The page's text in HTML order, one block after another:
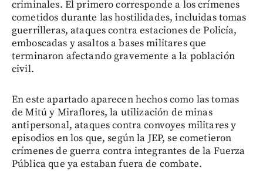
criminales. El primero corresponde a los crímenes
cometidos durante las hostilidades, incluidas tomas
guerrilleras, ataques contra estaciones de Policía,
emboscadas y asaltos a bases militares que
terminaron afectando gravemente a la población
civil.
En este apartado aparecen hechos como las tomas
de Mitú y Miraflores, la utilización de minas
antipersonal, ataques contra convoyes militares y
episodios en los que, según la JEP, se cometieron
crímenes de guerra contra integrantes de la Fuerza
Pública que ya estaban fuera de combate.